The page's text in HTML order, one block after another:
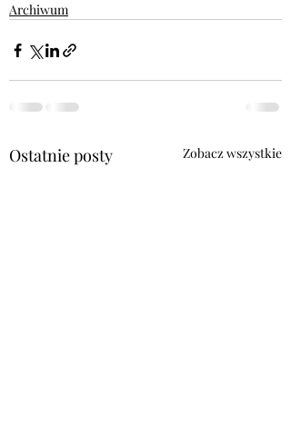
Archiwum
Ostatnie posty Zobacz wszystkie